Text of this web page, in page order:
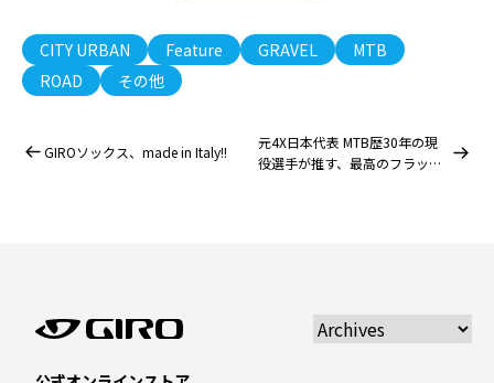
CITY URBAN Feature GRAVEL
MTB
ROAD
その他
GIROソックス、made in Italy!!
元4X日本代表 MTB歴30年の現
役選手が推す、最高のフラット